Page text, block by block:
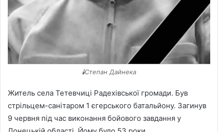
🕯️Степан Дайнека
Житель села Тетевчиці Радехівської громади. Був
стрільцем-санітаром 1 єгерського батальйону. Загинув
9 червня під час виконання бойового завдання у